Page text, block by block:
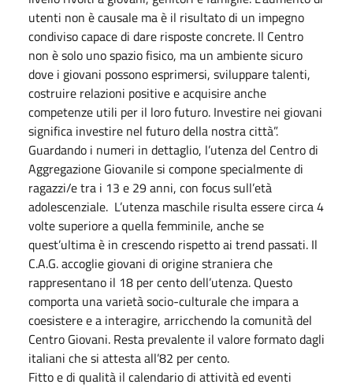
utenti non è causale ma è il risultato di un impegno
condiviso capace di dare risposte concrete. Il Centro
non è solo uno spazio fisico, ma un ambiente sicuro
dove i giovani possono esprimersi, sviluppare talenti,
costruire relazioni positive e acquisire anche
competenze utili per il loro futuro. Investire nei giovani
significa investire nel futuro della nostra città”.
Guardando i numeri in dettaglio, l’utenza del Centro di
Aggregazione Giovanile si compone specialmente di
ragazzi/e tra i 13 e 29 anni, con focus sull’età
adolescenziale. L’utenza maschile risulta essere circa 4
volte superiore a quella femminile, anche se
quest’ultima è in crescendo rispetto ai trend passati. Il
C.A.G. accoglie giovani di origine straniera che
rappresentano il 18 per cento dell’utenza. Questo
comporta una varietà socio-culturale che impara a
coesistere e a interagire, arricchendo la comunità del
Centro Giovani. Resta prevalente il valore formato dagli
italiani che si attesta all’82 per cento.
Fitto e di qualità il calendario di attività ed eventi